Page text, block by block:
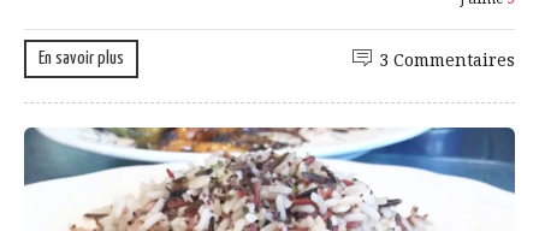
En savoir plus 3 Commentaires